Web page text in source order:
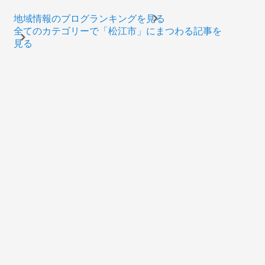
地域情報のブログランキングを見る
全てのカテゴリーで「松江市」にまつわる記事を
見る